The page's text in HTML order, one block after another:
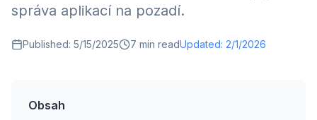
správa aplikací na pozadí.
Published: 5/15/2025 7 min readUpdated: 2/1/2026
Obsah